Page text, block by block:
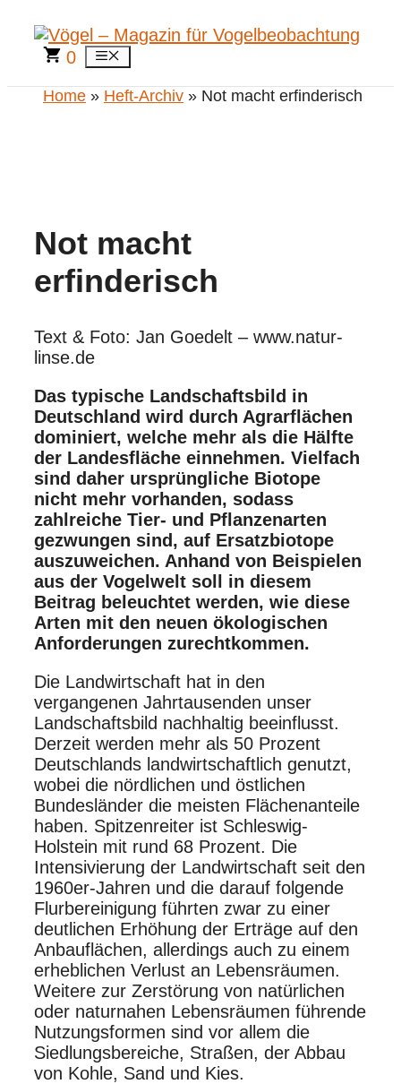
Inhalt
springen
0 Menü
Home » Heft-Archiv » Not macht erfinderisch
Not macht
erfinderisch
Text & Foto: Jan Goedelt – www.natur-
linse.de
Das typische Landschaftsbild in
Deutschland wird durch Agrarflächen
dominiert, ­welche mehr als die Hälfte
der Landesfläche einnehmen. Vielfach
sind daher ­ursprüngliche Biotope
nicht mehr vorhanden, sodass
zahlreiche Tier- und Pflanzenarten
gezwungen sind, auf Ersatzbiotope
auszuweichen. Anhand von Beispielen
aus der Vogelwelt soll in diesem
Beitrag beleuchtet werden, wie diese
Arten mit den neuen ­ökologischen
Anforderungen zurechtkommen.
Die Landwirtschaft hat in den
vergangenen Jahrtausenden unser
Landschaftsbild nachhaltig beeinflusst.
Derzeit werden mehr als 50 Prozent
Deutschlands landwirtschaftlich genutzt,
wobei die nördlichen und östlichen
Bundesländer die meisten Flächenanteile
haben. Spitzenreiter ist Schleswig-
Holstein mit rund 68 Prozent. Die
Intensivierung der Landwirtschaft seit den
1960er-Jahren und die darauf folgende
Flurbereinigung führten zwar zu einer
deutlichen Erhöhung der Erträge auf den
Anbauflächen, allerdings auch zu einem
erheblichen Verlust an Lebensräumen.
Weitere zur Zerstörung von natürlichen
oder naturnahen Lebensräumen führende
Nutzungsformen sind vor allem die
Siedlungsbereiche, Straßen, der Abbau
von Kohle, Sand und Kies.